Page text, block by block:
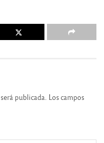
publicada. Los campos